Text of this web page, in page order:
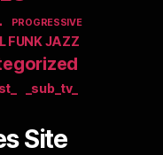
PROGRESSIVE
FUNK JAZZ
_sub_tv_
Site